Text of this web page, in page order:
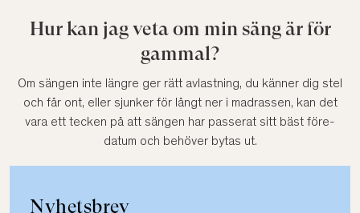
Hur kan jag veta om min säng är för
gammal?
Om sängen inte längre ger rätt avlastning, du känner dig stel
och får ont, eller sjunker för långt ner i madrassen, kan det
vara ett tecken på att sängen har passerat sitt bäst före-
datum och behöver bytas ut.
Nyhetsbrev